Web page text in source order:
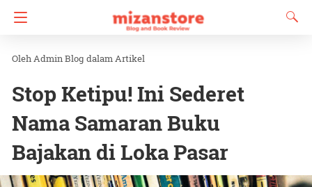
Admin Blog dalamArtikel
Stop Ketipu! Ini Sederet
Nama Samaran Buku
Bajakan di Loka Pasar